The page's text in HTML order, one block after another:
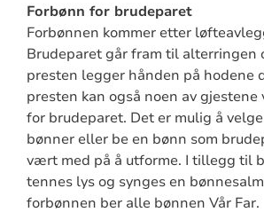
Forbønn for brudeparet
Forbønnen kommer etter
Brudeparet går fram til alterringen
presten legger hånden på hodene
presten kan også noen av
for brudeparet. Det er mulig å
bønner eller be en bønn som
vært med på å utforme. I tillegg til
tennes lys og synges en
forbønnen ber alle bønnen Vår Far.